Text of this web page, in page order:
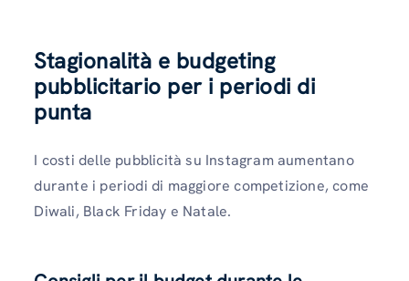
Stagionalità e budgeting
pubblicitario per i periodi di
punta
I costi delle pubblicità su Instagram aumentano
durante i periodi di maggiore competizione, come
Diwali, Black Friday e Natale.